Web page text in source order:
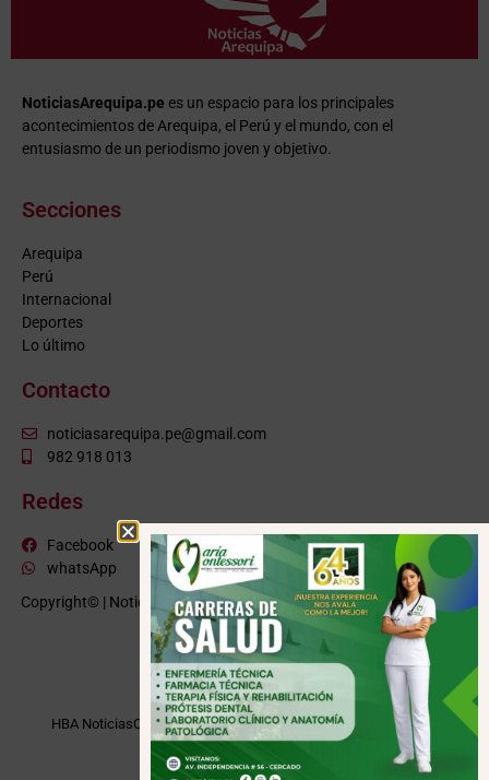
NoticiasArequipa.pe es un espacio para los principales
acontecimientos de Arequipa, el Perú y el mundo, con el
entusiasmo de un periodismo joven y objetivo.
Secciones
Arequipa
Perú
Internacional
Deportes
Lo último
Contacto
noticiasarequipa.pe@gmail.com
982 918 013
Redes
Facebook
whatsApp
Copyright© | NoticiasArequipa.pe | Grupo HBA Noticias| Todos los
derechos reservados
VISITE TAMBIÉN
HBA NoticiasCusco InformaMoquegua Noticias Tacna Noticias
Puno Noticias